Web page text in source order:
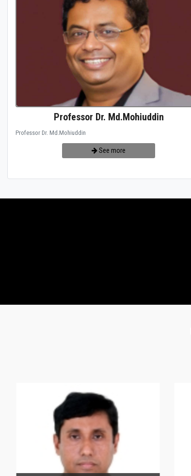
Professor Dr. Md.Mohiuddin
Professor Dr. Md.Mohiuddin
See more
Kazi Mohammad
Mahbubur Rahma্‌n ,
professor, Department
of political science